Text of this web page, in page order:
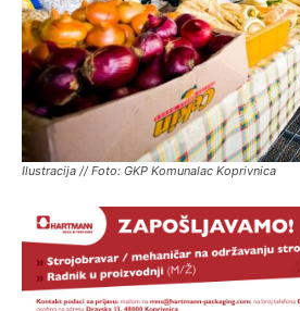
Ilustracija // Foto: GKP Komunalac Koprivnica